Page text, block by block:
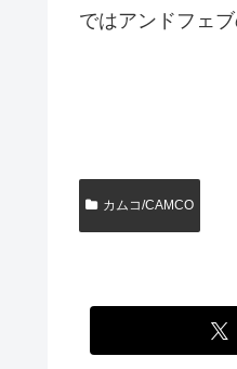
ではアンドフェ
カムコ/CAMCO